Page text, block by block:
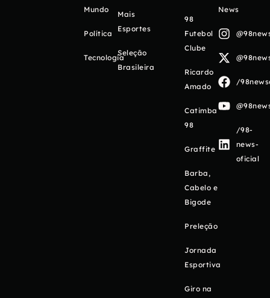
Mundo
Política
Tecnologia
Mais
Esportes
Seleção
Brasileira
98
Futebol
Clube
Ricardo
Amado
Catimba
98
Graffite
Barba,
Cabelo e
Bigode
Preleção
Jornada
Esportiva
Giro na
News
/
/98-
news-
oficial